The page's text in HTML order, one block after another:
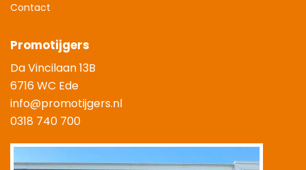
Contact
Promotijgers
Da Vincilaan 13B
6716 WC Ede
info@promotijgers.nl
0318 740 700